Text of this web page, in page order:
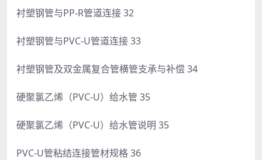
衬塑钢管与PP-R管道连接 32
衬塑钢管与PVC-U管道连接 33
衬塑钢管及双金属复合管横管支承与补偿 34
硬聚氯乙烯（PVC-U）给水管 35
硬聚氯乙烯（PVC-U）给水管说明 35
PVC-U管粘结连接管材规格 36